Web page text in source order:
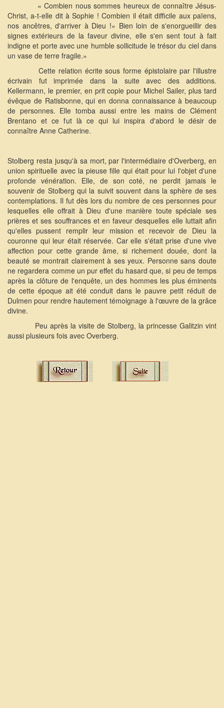
« Combien nous sommes heureux de connaître Jésus-
Christ, a-t-elle dit à Sophie ! Combien il était difficile aux païens,
nos ancêtres, d'arriver à Dieu !» Bien loin de s'enorgueillir des
signes extérieurs de la faveur divine, elle s'en sent tout à fait
indigne et porte avec une humble sollicitude le trésor du ciel dans
un vase de terre fragile.»
Cette relation écrite sous forme épistolaire par l'illustre
écrivain fut imprimée dans la suite avec des additions.
Kellermann, le premier, en prit copie pour Michel Sailer, plus tard
évêque de Ratisbonne, qui en donna connaissance à beaucoup
de personnes. Elle tomba aussi entre les mains de Clément
Brentano et ce fut là ce qui lui inspira d'abord le désir de
connaître Anne Catherine.
Stolberg resta jusqu'à sa mort, par l'intermédiaire d'Overberg, en
union spirituelle avec la pieuse fille qui était pour lui l'objet d'une
profonde vénération. Elle, de son coté, ne perdit jamais le
souvenir de Stolberg qui la suivit souvent dans la sphère de ses
contemplations. Il fut dès lors du nombre de ces personnes pour
lesquelles elle offrait à Dieu d'une manière toute spéciale ses
prières et ses souffrances et en faveur desquelles elle luttait afin
qu'elles pussent remplir leur mission et recevoir de Dieu la
couronne qui leur était réservée. Car elle s'était prise d'une vive
affection pour cette grande âme, si richement douée, dont la
beauté se montrait clairement à ses yeux. Personne sans doute
ne regardera comme un pur effet du hasard que, si peu de temps
après la clôture de l'enquête, un des hommes les plus éminents
de cette époque ait été conduit dans le pauvre petit réduit de
Dulmen pour rendre hautement témoignage à l'œuvre de la grâce
divine.
Peu après la visite de Stolberg, la princesse Galitzin vint
aussi plusieurs fois avec Overberg.